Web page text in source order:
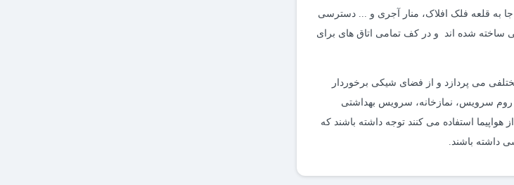
به قلعه فلک افلاک، منار آجری و ... دسترسی
روز بین المللی ساخته شده اند و در کف تمامی اتاق های برای
می پردازد و از فضای شیکی برخوردار
روم سرویس، نمازخانه، سرویس بهداشتی
هواپیما استفاده می کنند توجه داشته باشند که
داشته باشند.